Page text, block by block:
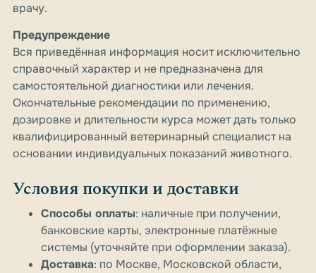
врачу.
Предупреждение
Вся приведённая информация носит исключительно
справочный характер и не предназначена для
самостоятельной диагностики или лечения.
Окончательные рекомендации по применению,
дозировке и длительности курса может дать только
квалифицированный ветеринарный специалист на
основании индивидуальных показаний животного.
Условия покупки и доставки
Способы оплаты: наличные при получении,
банковские карты, электронные платёжные
системы (уточняйте при оформлении заказа).
Доставка: по Москве, Московской области,